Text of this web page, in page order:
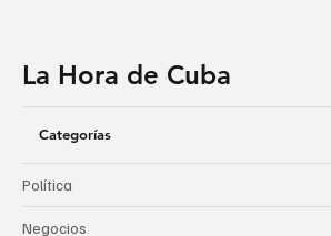
La Hora de Cuba
Categorías
Política
Negocios